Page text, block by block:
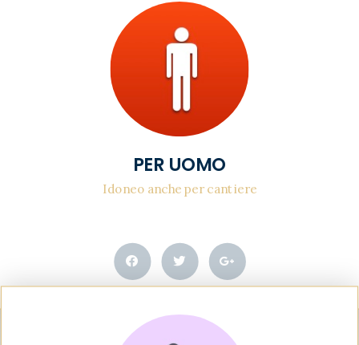
PER UOMO
Idoneo anche per cantiere